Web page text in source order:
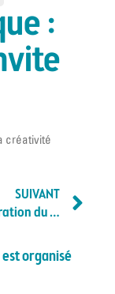
:
créativité
SUIVANT
Commémoration du 80e anniversaire de la Libération de Saint-Martin-d’Hères
est organisé